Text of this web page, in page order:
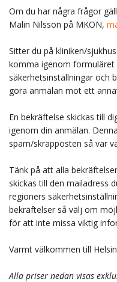
Om du har några frågor
Malin Nilsson på MKON,
Sitter du på kliniken/
komma igenom formuläret
säkerhetsinställningar och
göra anmälan mot ett
En bekräftelse skickas till
igenom din anmälan.
spam/skräpposten så var
Tänk på att alla
skickas till den mailadress
regioners
bekräftelser så välj om
för att inte missa viktig
Varmt välkommen till
Alla priser nedan visas